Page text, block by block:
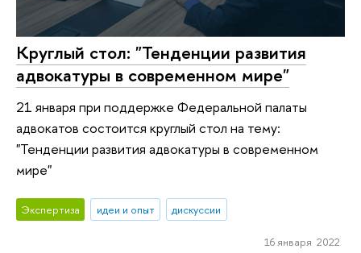
Круглый стол: "Тенденции развития
адвокатуры в современном мире"
21 января при поддержке Федеральной палаты
адвокатов состоится круглый стол на тему:
"Тенденции развития адвокатуры в современном
мире"
Экспертиза идеи и опыт дискуссии
16 января 2022